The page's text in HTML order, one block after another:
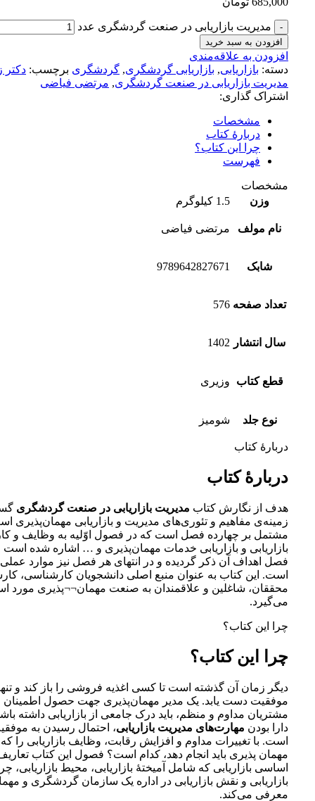
مدیریت بازاریابی در صنعت گردشگری عدد
افزودن به سبد خرید
افزودن به علاقه‌مندی
دسته: بازاریابی, بازاریابی گردشگری, گردشگری برچسب: دکتر
مدیریت بازاریابی در صنعت گردشگری, مرتضی فیاضی
اشتراک گذاری:
مشخصات
دربارهٔ کتاب
چرا این کتاب؟
فهرست
مشخصات
وزن
1.5 کیلوگرم
نام مولف مرتضی فیاضی
شابک 9789642827671
تعداد صفحه 576
سال انتشار 1402
قطع کتاب وزیری
نوع جلد شومیز
دربارهٔ کتاب
دربارهٔ کتاب
هدف از نگارش کتاب مدیریت بازاریابی در صنعت گردشگری
زمینه‌ی مفاهیم و تئوری‌های مدیریت و بازاریابی مهمان‌پذیری
مشتمل بر چهارده فصل است که در فصول اوّلیه به وظایف و
بازاریابی و بازاریابی خدمات مهمان‌پذیری و … اشاره شده است
فصل اهداف آن ذکر گردیده و در انتهای هر فصل نیز موارد
است. این کتاب به عنوان منبع اصلی دانشجویان کارشناسی،
محققان، شاغلین و علاقمندان به صنعت مهمان¬¬پذیری مورد
می‌گیرد.
چرا این کتاب؟
چرا این کتاب؟
دیگر زمان آن گذشته است تا کسی اغذیه فروشی را باز کند و
موفقیت دست یابد. یک مدیر مهمان‌پذیری جهت حصول اطمینان
مشتریان مداوم و منظم، باید درک جامعی از بازاریابی داشته
دارا بودن مهارت‌های مدیریت بازاریابی، احتمال رسیدن به
است. با تغییرات مداوم و افزایش رقابت، وظایف بازاریابی را
مهمان پذیری باید انجام دهد، کدام است؟ فصول این کتاب
اساسی بازاریابی که شامل آمیختهٔ بازاریابی، محیط بازاریابی،
بازاریابی و نقش بازاریابی در اداره یک سازمان گردشگری و
معرفی می‌کند.